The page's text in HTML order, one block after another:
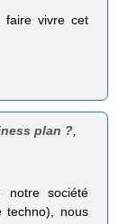
faire vivre cet
plan ?
société
techno), nous